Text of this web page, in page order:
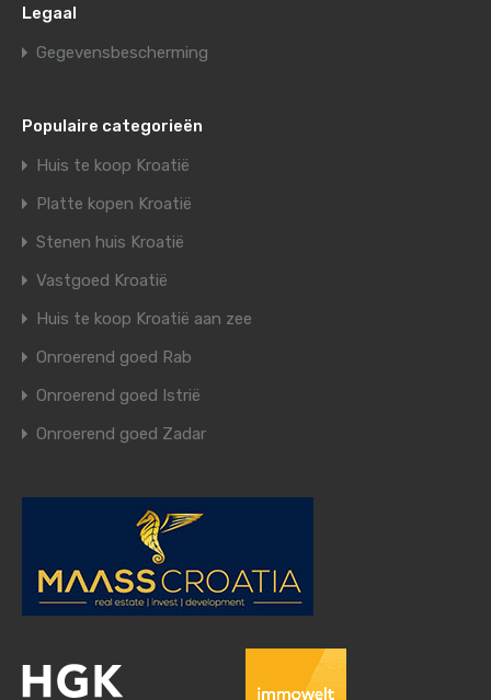
Legaal
Gegevensbescherming
Populaire categorieën
Huis te koop Kroatië
Platte kopen Kroatië
Stenen huis Kroatië
Vastgoed Kroatië
Huis te koop Kroatië aan zee
Onroerend goed Rab
Onroerend goed Istrië
Onroerend goed Zadar